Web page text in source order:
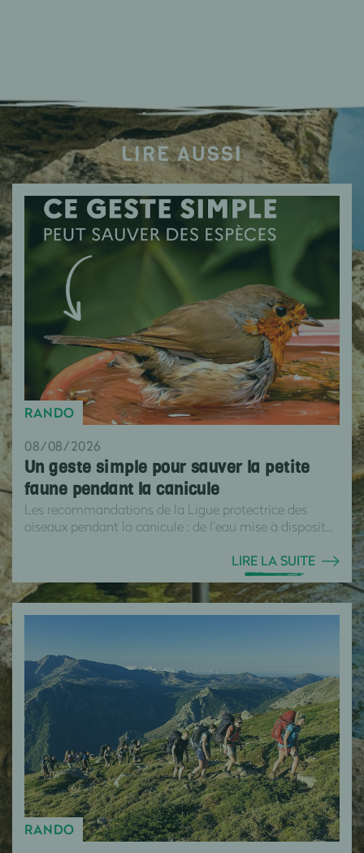
LIRE AUSSI
RANDO
08/08/2026
Un geste simple pour sauver la petite
faune pendant la canicule
Les recommandations de la Ligue protectrice des
oiseaux pendant la canicule : de l’eau mise à disposit...
LIRE LA SUITE
RANDO